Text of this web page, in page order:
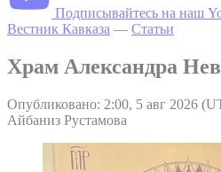
Подписывайтесь на наш
Вестник Кавказа — Статьи
Храм Александра
Опубликовано: 2:00, 5 авг 2026
Айбаниз Рустамова